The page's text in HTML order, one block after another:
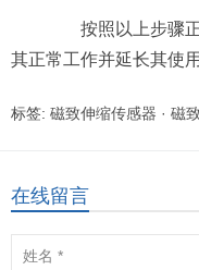
按照以上步骤正
其正常工作并延长其使用
标签: 磁致伸缩传感器 · 磁
在线留言